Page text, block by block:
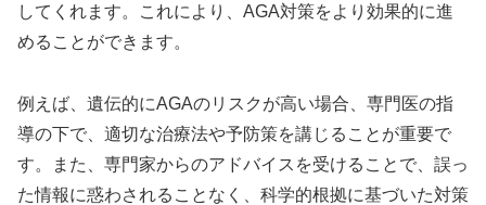
してくれます。これにより、AGA対策をより効果的に進
めることができます。
例えば、遺伝的にAGAのリスクが高い場合、専門医の指
導の下で、適切な治療法や予防策を講じることが重要で
す。また、専門家からのアドバイスを受けることで、誤っ
た情報に惑わされることなく、科学的根拠に基づいた対策